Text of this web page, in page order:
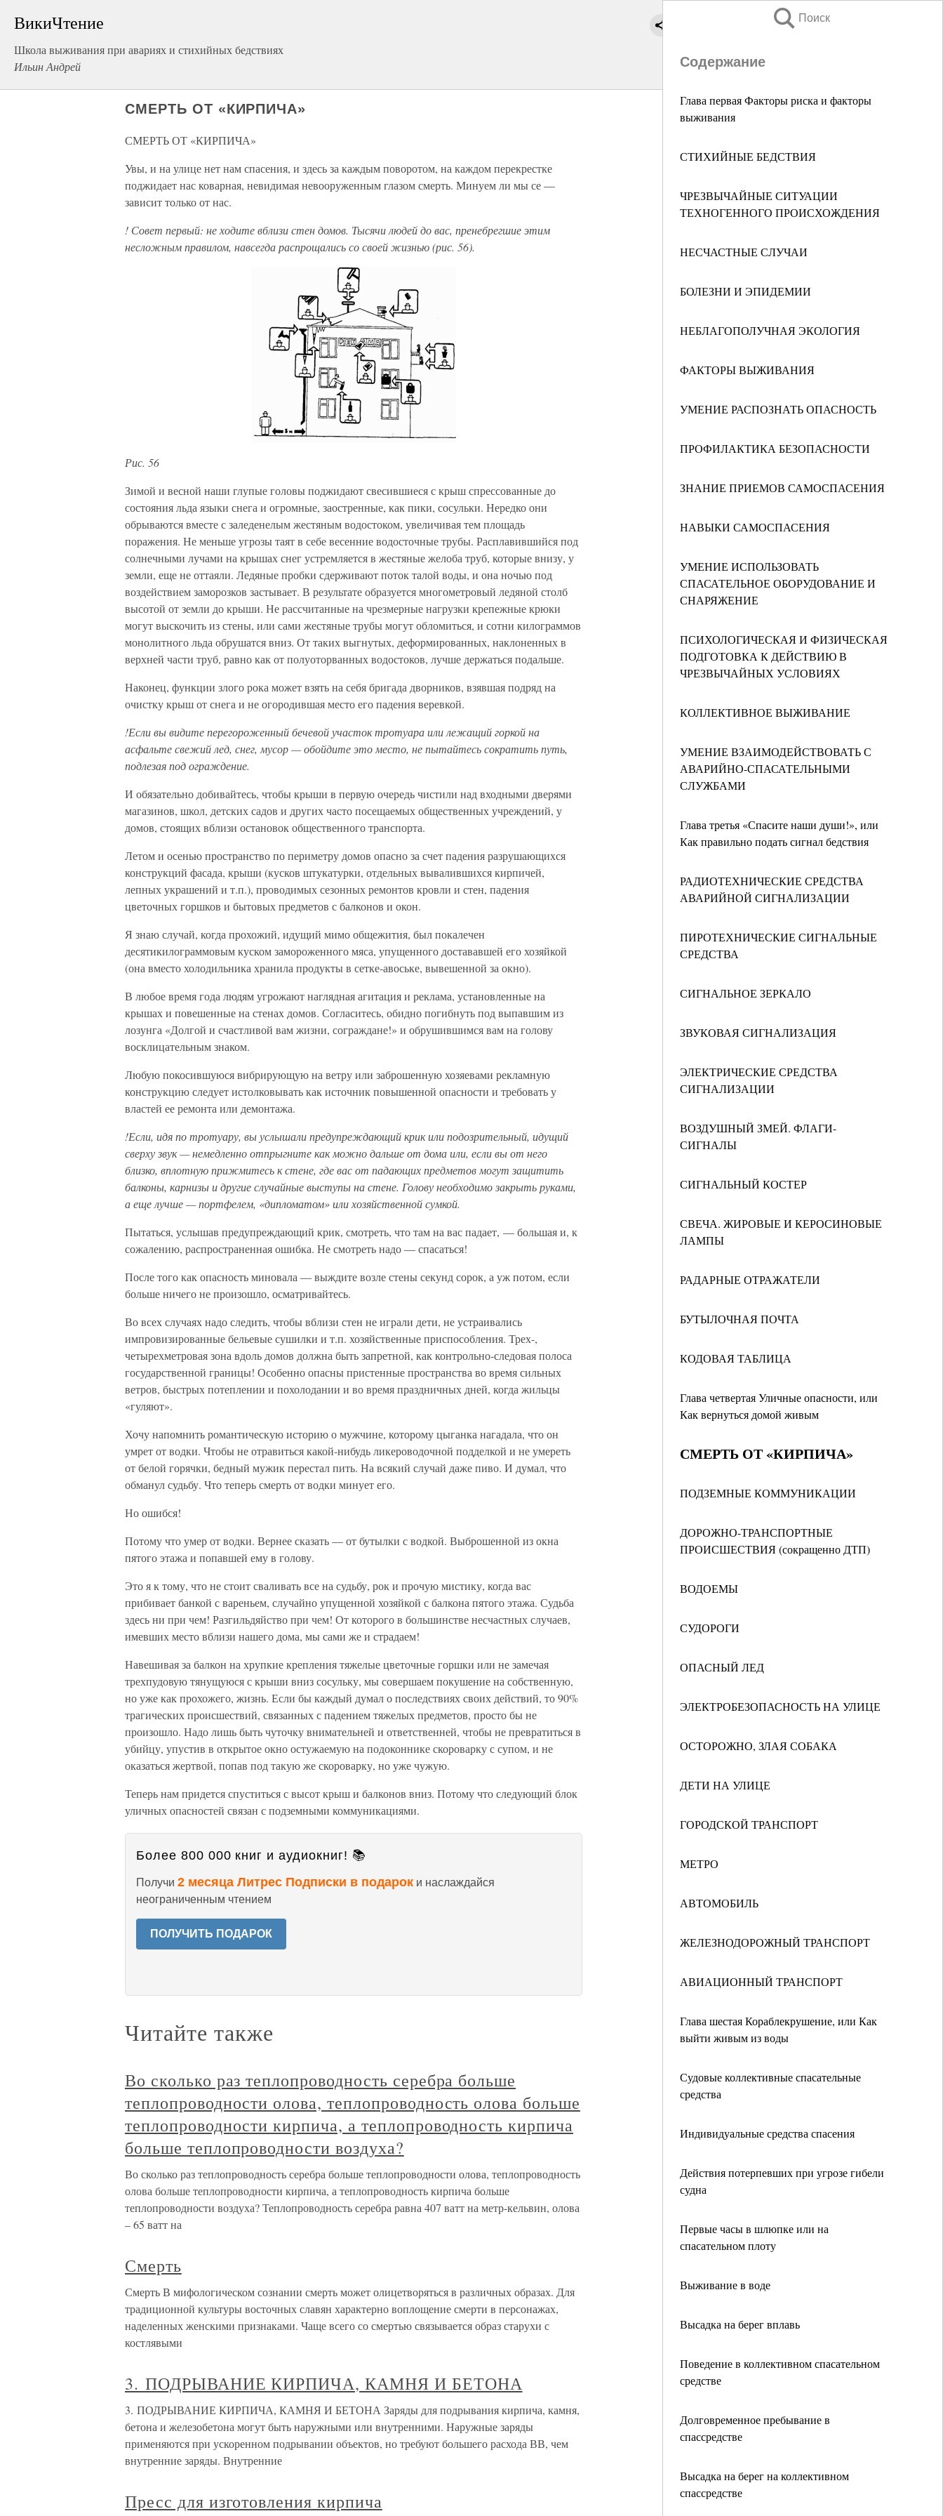
ВикиЧтение
Школа выживания при авариях и стихийных бедствиях
Ильин Андрей
Поиск
Содержание
Глава первая Факторы риска и факторы
выживания
СТИХИЙНЫЕ БЕДСТВИЯ
ЧРЕЗВЫЧАЙНЫЕ СИТУАЦИИ
ТЕХНОГЕННОГО ПРОИСХОЖДЕНИЯ
НЕСЧАСТНЫЕ СЛУЧАИ
БОЛЕЗНИ И ЭПИДЕМИИ
НЕБЛАГОПОЛУЧНАЯ ЭКОЛОГИЯ
ФАКТОРЫ ВЫЖИВАНИЯ
УМЕНИЕ РАСПОЗНАТЬ ОПАСНОСТЬ
ПРОФИЛАКТИКА БЕЗОПАСНОСТИ
ЗНАНИЕ ПРИЕМОВ САМОСПАСЕНИЯ
НАВЫКИ САМОСПАСЕНИЯ
УМЕНИЕ ИСПОЛЬЗОВАТЬ
СПАСАТЕЛЬНОЕ ОБОРУДОВАНИЕ И
СНАРЯЖЕНИЕ
ПСИХОЛОГИЧЕСКАЯ И ФИЗИЧЕСКАЯ
ПОДГОТОВКА К ДЕЙСТВИЮ В
ЧРЕЗВЫЧАЙНЫХ УСЛОВИЯХ
КОЛЛЕКТИВНОЕ ВЫЖИВАНИЕ
УМЕНИЕ ВЗАИМОДЕЙСТВОВАТЬ С
АВАРИЙНО-СПАСАТЕЛЬНЫМИ
СЛУЖБАМИ
Глава третья «Спасите наши души!», или
Как правильно подать сигнал бедствия
РАДИОТЕХНИЧЕСКИЕ СРЕДСТВА
АВАРИЙНОЙ СИГНАЛИЗАЦИИ
ПИРОТЕХНИЧЕСКИЕ СИГНАЛЬНЫЕ
СРЕДСТВА
СИГНАЛЬНОЕ ЗЕРКАЛО
ЗВУКОВАЯ СИГНАЛИЗАЦИЯ
ЭЛЕКТРИЧЕСКИЕ СРЕДСТВА
СИГНАЛИЗАЦИИ
ВОЗДУШНЫЙ ЗМЕЙ. ФЛАГИ-
СИГНАЛЫ
СИГНАЛЬНЫЙ КОСТЕР
СВЕЧА. ЖИРОВЫЕ И КЕРОСИНОВЫЕ
ЛАМПЫ
РАДАРНЫЕ ОТРАЖАТЕЛИ
БУТЫЛОЧНАЯ ПОЧТА
КОДОВАЯ ТАБЛИЦА
Глава четвертая Уличные опасности, или
Как вернуться домой живым
СМЕРТЬ ОТ «КИРПИЧА»
ПОДЗЕМНЫЕ КОММУНИКАЦИИ
ДОРОЖНО-ТРАНСПОРТНЫЕ
ПРОИСШЕСТВИЯ (сокращенно ДТП)
ВОДОЕМЫ
СУДОРОГИ
ОПАСНЫЙ ЛЕД
ЭЛЕКТРОБЕЗОПАСНОСТЬ НА УЛИЦЕ
ОСТОРОЖНО, ЗЛАЯ СОБАКА
ДЕТИ НА УЛИЦЕ
ГОРОДСКОЙ ТРАНСПОРТ
МЕТРО
АВТОМОБИЛЬ
ЖЕЛЕЗНОДОРОЖНЫЙ ТРАНСПОРТ
АВИАЦИОННЫЙ ТРАНСПОРТ
Глава шестая Кораблекрушение, или Как
выйти живым из воды
Судовые коллективные спасательные
средства
Индивидуальные средства спасения
Действия потерпевших при угрозе гибели
судна
Первые часы в шлюпке или на
спасательном плоту
Выживание в воде
Высадка на берег вплавь
Поведение в коллективном спасательном
средстве
Долговременное пребывание в
спассредстве
Высадка на берег на коллективном
спассредстве
СМЕРТЬ ОТ «КИРПИЧА»
СМЕРТЬ ОТ «КИРПИЧА»
Увы, и на улице нет нам спасения, и здесь за каждым поворотом, на каждом перекрестке
поджидает нас коварная, невидимая невооруженным глазом смерть. Минуем ли мы се —
зависит только от нас.
! Совет первый: не ходите вблизи стен домов. Тысячи людей до вас, пренебрегшие этим
несложным правилом, навсегда распрощались со своей жизнью (рис. 56).
Рис. 56
Зимой и весной наши глупые головы поджидают свесившиеся с крыш спрессованные до
состояния льда языки снега и огромные, заостренные, как пики, сосульки. Нередко они
обрываются вместе с заледенелым жестяным водостоком, увеличивая тем площадь
поражения. Не меньше угрозы таят в себе весенние водосточные трубы. Расплавившийся под
солнечными лучами на крышах снег устремляется в жестяные желоба труб, которые внизу, у
земли, еще не оттаяли. Ледяные пробки сдерживают поток талой воды, и она ночью под
воздействием заморозков застывает. В результате образуется многометровый ледяной столб
высотой от земли до крыши. Не рассчитанные на чрезмерные нагрузки крепежные крюки
могут выскочить из стены, или сами жестяные трубы могут обломиться, и сотни килограммов
монолитного льда обрушатся вниз. От таких выгнутых, деформированных, наклоненных в
верхней части труб, равно как от полуоторванных водостоков, лучше держаться подальше.
Наконец, функции злого рока может взять на себя бригада дворников, взявшая подряд на
очистку крыш от снега и не огородившая место его падения веревкой.
!Если вы видите перегороженный бечевой участок тротуара или лежащий горкой на
асфальте свежий лед, снег, мусор — обойдите это место, не пытайтесь сократить путь,
подлезая под ограждение.
И обязательно добивайтесь, чтобы крыши в первую очередь чистили над входными дверями
магазинов, школ, детских садов и других часто посещаемых общественных учреждений, у
домов, стоящих вблизи остановок общественного транспорта.
Летом и осенью пространство по периметру домов опасно за счет падения разрушающихся
конструкций фасада, крыши (кусков штукатурки, отдельных вывалившихся кирпичей,
лепных украшений и т.п.), проводимых сезонных ремонтов кровли и стен, падения
цветочных горшков и бытовых предметов с балконов и окон.
Я знаю случай, когда прохожий, идущий мимо общежития, был покалечен
десятикилограммовым куском замороженного мяса, упущенного достававшей его хозяйкой
(она вместо холодильника хранила продукты в сетке-авоське, вывешенной за окно).
В любое время года людям угрожают наглядная агитация и реклама, установленные на
крышах и повешенные на стенах домов. Согласитесь, обидно погибнуть под выпавшим из
лозунга «Долгой и счастливой вам жизни, сограждане!» и обрушившимся вам на голову
восклицательным знаком.
Любую покосившуюся вибрирующую на ветру или заброшенную хозяевами рекламную
конструкцию следует истолковывать как источник повышенной опасности и требовать у
властей ее ремонта или демонтажа.
!Если, идя по тротуару, вы услышали предупреждающий крик или подозрительный, идущий
сверху звук — немедленно отпрыгните как можно дальше от дома или, если вы от него
близко, вплотную прижмитесь к стене, где вас от падающих предметов могут защитить
балконы, карнизы и другие случайные выступы на стене. Голову необходимо закрыть руками,
а еще лучше — портфелем, «дипломатом» или хозяйственной сумкой.
Пытаться, услышав предупреждающий крик, смотреть, что там на вас падает, — большая и, к
сожалению, распространенная ошибка. Не смотреть надо — спасаться!
После того как опасность миновала — выждите возле стены секунд сорок, а уж потом, если
больше ничего не произошло, осматривайтесь.
Во всех случаях надо следить, чтобы вблизи стен не играли дети, не устраивались
импровизированные бельевые сушилки и т.п. хозяйственные приспособления. Трех-,
четырехметровая зона вдоль домов должна быть запретной, как контрольно-следовая полоса
государственной границы! Особенно опасны пристенные пространства во время сильных
ветров, быстрых потеплении и похолодании и во время праздничных дней, когда жильцы
«гуляют».
Хочу напомнить романтическую историю о мужчине, которому цыганка нагадала, что он
умрет от водки. Чтобы не отравиться какой-нибудь ликероводочной подделкой и не умереть
от белой горячки, бедный мужик перестал пить. На всякий случай даже пиво. И думал, что
обманул судьбу. Что теперь смерть от водки минует его.
Но ошибся!
Потому что умер от водки. Вернее сказать — от бутылки с водкой. Выброшенной из окна
пятого этажа и попавшей ему в голову.
Это я к тому, что не стоит сваливать все на судьбу, рок и прочую мистику, когда вас
прибивает банкой с вареньем, случайно упущенной хозяйкой с балкона пятого этажа. Судьба
здесь ни при чем! Разгильдяйство при чем! От которого в большинстве несчастных случаев,
имевших место вблизи нашего дома, мы сами же и страдаем!
Навешивая за балкон на хрупкие крепления тяжелые цветочные горшки или не замечая
трехпудовую тянущуюся с крыши вниз сосульку, мы совершаем покушение на собственную,
но уже как прохожего, жизнь. Если бы каждый думал о последствиях своих действий, то 90%
трагических происшествий, связанных с падением тяжелых предметов, просто бы не
произошло. Надо лишь быть чуточку внимательней и ответственней, чтобы не превратиться в
убийцу, упустив в открытое окно остужаемую на подоконнике скороварку с супом, и не
оказаться жертвой, попав под такую же скороварку, но уже чужую.
Теперь нам придется спуститься с высот крыш и балконов вниз. Потому что следующий блок
уличных опасностей связан с подземными коммуникациями.
Более 800 000 книг и аудиокниг! 📚
Получи 2 месяца Литрес Подписки в подарок и наслаждайся
неограниченным чтением
ПОЛУЧИТЬ ПОДАРОК
Читайте также
Во сколько раз теплопроводность серебра больше
теплопроводности олова, теплопроводность олова больше
теплопроводности кирпича, а теплопроводность кирпича
больше теплопроводности воздуха?
Во сколько раз теплопроводность серебра больше теплопроводности олова, теплопроводность
олова больше теплопроводности кирпича, а теплопроводность кирпича больше
теплопроводности воздуха? Теплопроводность серебра равна 407 ватт на метр-кельвин, олова
– 65 ватт на
Смерть
Смерть В мифологическом сознании смерть может олицетворяться в различных образах. Для
традиционной культуры восточных славян характерно воплощение смерти в персонажах,
наделенных женскими признаками. Чаще всего со смертью связывается образ старухи с
костлявыми
3. ПОДРЫВАНИЕ КИРПИЧА, КАМНЯ И БЕТОНА
3. ПОДРЫВАНИЕ КИРПИЧА, КАМНЯ И БЕТОНА Заряды для подрывания кирпича, камня,
бетона и железобетона могут быть наружными или внутренними. Наружные заряды
применяются при ускоренном подрывании объектов, но требуют большего расхода ВВ, чем
внутренние заряды. Внутренние
Пресс для изготовления кирпича